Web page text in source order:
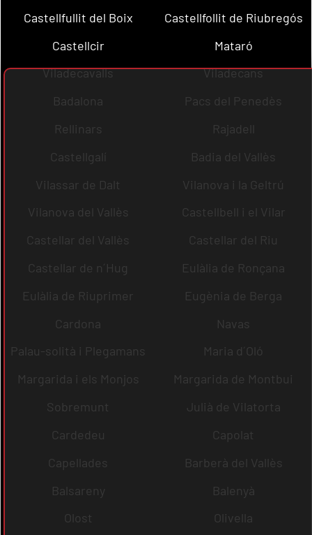
Castellfullit del Boix
Castellfollit de Riubregós
Castellcir
Mataró
Viladecavalls
Viladecans
Badalona
Pacs del Penedès
Rellinars
Rajadell
Castellgalí
Badia del Vallès
Vilassar de Dalt
Vilanova i la Geltrú
Vilanova del Vallès
Castellbell i el Vilar
Castellar del Vallès
Castellar del Riu
Castellar de n´Hug
Eulàlia de Ronçana
Eulàlia de Riuprimer
Eugènia de Berga
Cardona
Navas
Palau-solità i Plegamans
Maria d´Oló
Margarida i els Monjos
Margarida de Montbui
Sobremunt
Julià de Vilatorta
Cardedeu
Capolat
Capellades
Barberà del Vallès
Balsareny
Balenyà
Olost
Olivella